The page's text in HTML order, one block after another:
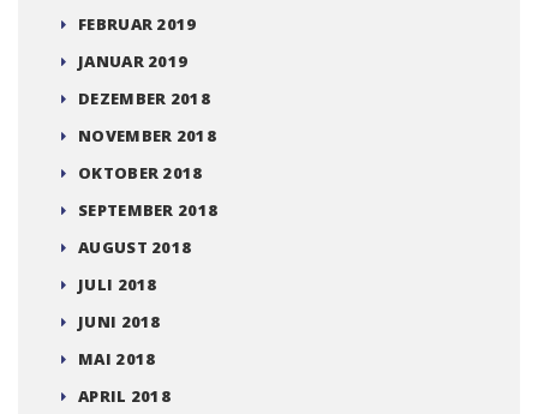
FEBRUAR 2019
JANUAR 2019
DEZEMBER 2018
NOVEMBER 2018
OKTOBER 2018
SEPTEMBER 2018
AUGUST 2018
JULI 2018
JUNI 2018
MAI 2018
APRIL 2018